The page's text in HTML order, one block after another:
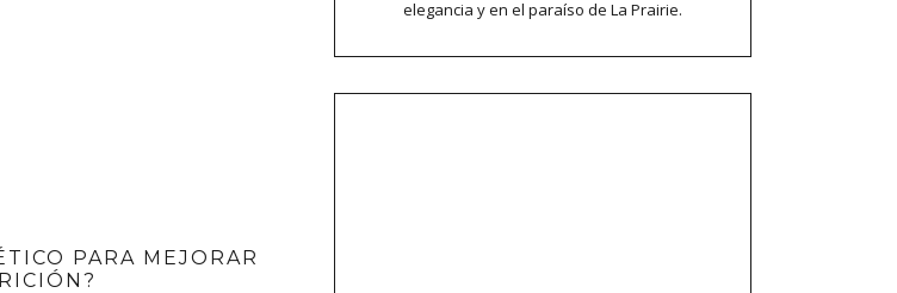
PARA MEJORAR
elegancia y en el paraíso de La Prairie.